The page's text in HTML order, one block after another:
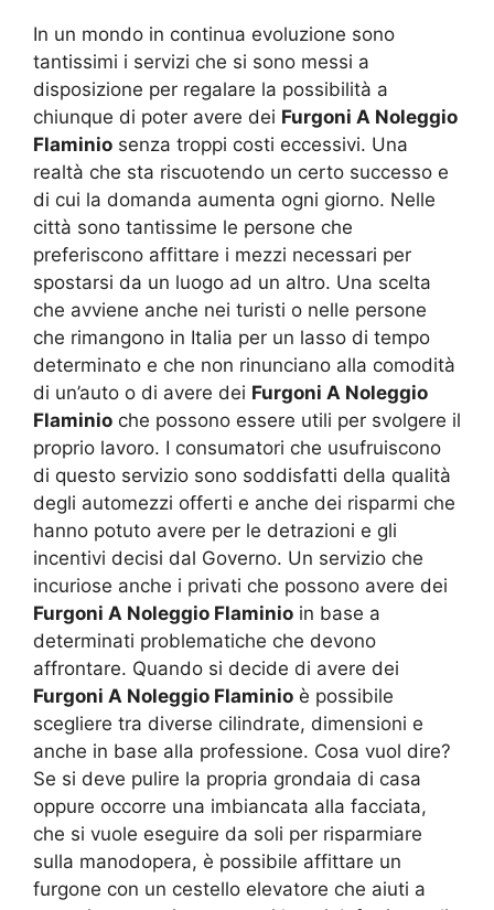
In un mondo in continua evoluzione sono
tantissimi i servizi che si sono messi a
disposizione per regalare la possibilità a
chiunque di poter avere dei Furgoni A Noleggio
Flaminio senza troppi costi eccessivi. Una
realtà che sta riscuotendo un certo successo e
di cui la domanda aumenta ogni giorno. Nelle
città sono tantissime le persone che
preferiscono affittare i mezzi necessari per
spostarsi da un luogo ad un altro. Una scelta
che avviene anche nei turisti o nelle persone
che rimangono in Italia per un lasso di tempo
determinato e che non rinunciano alla comodità
di un’auto o di avere dei Furgoni A Noleggio
Flaminio che possono essere utili per svolgere il
proprio lavoro. I consumatori che usufruiscono
di questo servizio sono soddisfatti della qualità
degli automezzi offerti e anche dei risparmi che
hanno potuto avere per le detrazioni e gli
incentivi decisi dal Governo. Un servizio che
incuriose anche i privati che possono avere dei
Furgoni A Noleggio Flaminio in base a
determinati problematiche che devono
affrontare. Quando si decide di avere dei
Furgoni A Noleggio Flaminio è possibile
scegliere tra diverse cilindrate, dimensioni e
anche in base alla professione. Cosa vuol dire?
Se si deve pulire la propria grondaia di casa
oppure occorre una imbiancata alla facciata,
che si vuole eseguire da soli per risparmiare
sulla manodopera, è possibile affittare un
furgone con un cestello elevatore che aiuti a